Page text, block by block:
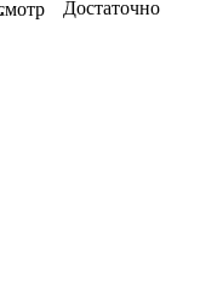
Достаточно